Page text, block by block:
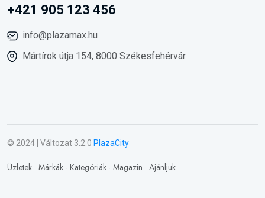
+421 905 123 456
info@plazamax.hu
Mártírok útja 154, 8000 Székesfehérvár
© 2024 | Változat 3.2.0 PlazaCity
Üzletek · Márkák · Kategóriák · Magazin · Ajánljuk